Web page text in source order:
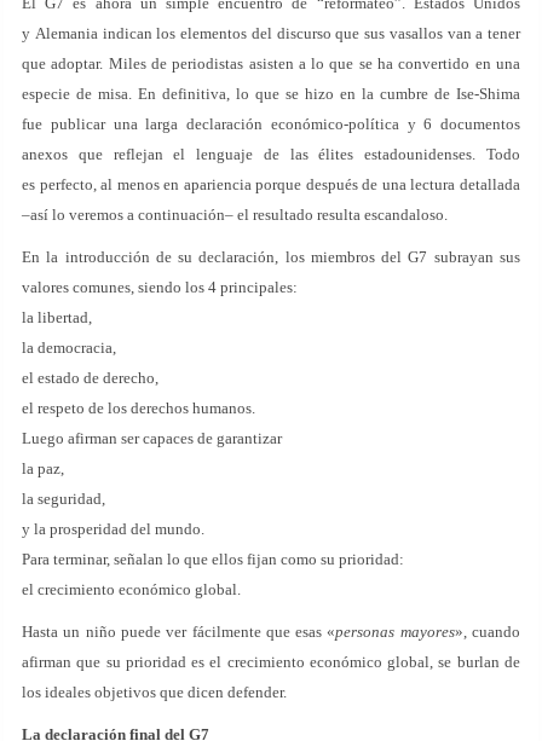
y Alemania indican los elementos del discurso que sus vasallos van a tener
que adoptar. Miles de periodistas asisten a lo que se ha convertido en una
especie de misa. En definitiva, lo que se hizo en la cumbre de Ise-Shima
fue publicar una larga declaración económico-política y 6 documentos
anexos que reflejan el lenguaje de las élites estadounidenses. Todo
es perfecto, al menos en apariencia porque después de una lectura detallada
–así lo veremos a continuación– el resultado resulta escandaloso.
En la introducción de su declaración, los miembros del G7 subrayan sus
valores comunes, siendo los 4 principales:
la libertad,
la democracia,
el estado de derecho,
el respeto de los derechos humanos.
Luego afirman ser capaces de garantizar
la paz,
la seguridad,
y la prosperidad del mundo.
Para terminar, señalan lo que ellos fijan como su prioridad:
el crecimiento económico global.
Hasta un niño puede ver fácilmente que esas «personas mayores», cuando
afirman que su prioridad es el crecimiento económico global, se burlan de
los ideales objetivos que dicen defender.
La declaración final del G7